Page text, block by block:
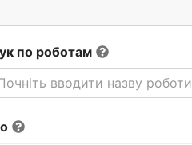
по роботам
вводити назву роботи